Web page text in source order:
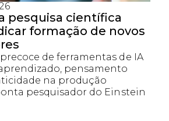
pesquisa científica
formação de novos
de ferramentas de IA
pensamento
na produção
pesquisador do Einstein